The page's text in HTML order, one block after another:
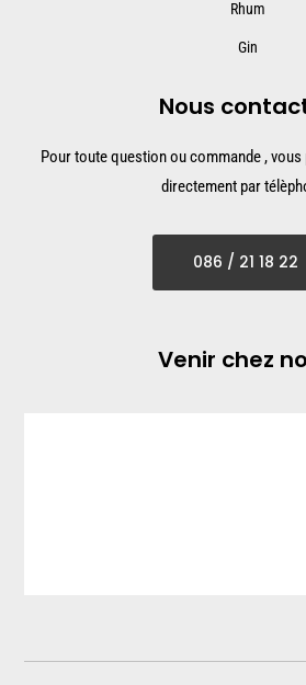
Rhum
Gin
Nous
Pour toute question ou commande ,
directement par
086 / 21 18 22
Venir chez